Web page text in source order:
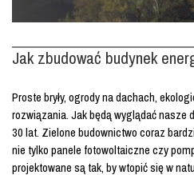
Jak zbudować budynek
Proste bryły, ogrody na dachach,
rozwiązania. Jak będą wyglądać nasze
30 lat. Zielone budownictwo coraz
nie tylko panele fotowoltaiczne czy
projektowane są tak, by wtopić się w